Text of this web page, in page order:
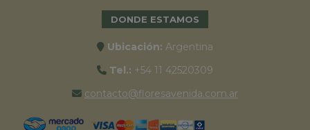
DONDE ESTAMOS
Ubicación: Argentina
Tel.: +54 11 42520309
contacto@floresavenida.com.ar